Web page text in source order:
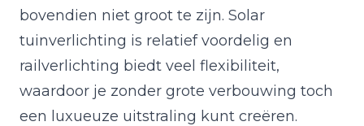
bovendien niet groot te zijn. Solar
tuinverlichting is relatief voordelig en
railverlichting biedt veel flexibiliteit,
waardoor je zonder grote verbouwing toch
een luxueuze uitstraling kunt creëren.